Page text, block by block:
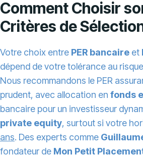
Comment Choisir
Critères de
Votre choix entre PER bancaire et
dépend de votre tolérance au
Nous recommandons le PER
prudent, avec allocation en fonds
bancaire pour un investisseur
private equity, surtout si votre
ans. Des experts comme
fondateur de Mon Petit